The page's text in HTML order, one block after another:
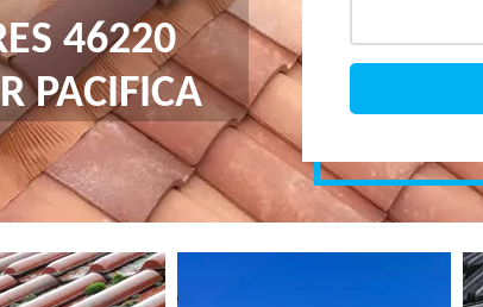
46220
PACIFICA